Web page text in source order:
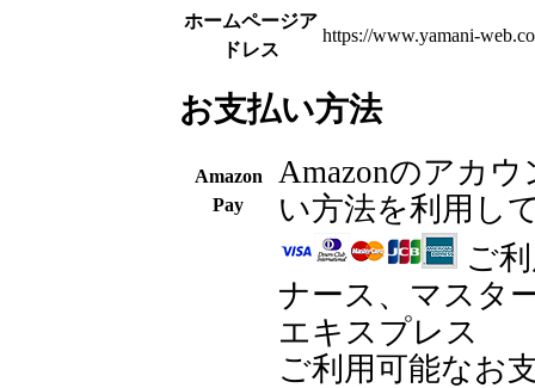
ホームページア
ドレス
https://www.yamani-
お支払い方法
Amazon
Pay
Amazonのアカ
い方法を利用し
ご
ナース、マスタ
エキスプレス
ご利用可能なお